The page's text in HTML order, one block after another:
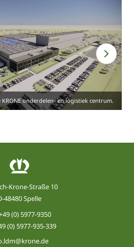
onderdelen- en logistiek centrum.
Krone-Straße 10
48480 Spelle
(0) 5977-9350
(0) 5977-935-339